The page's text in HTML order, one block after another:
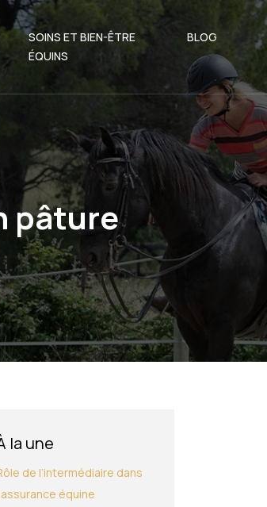
SOINS ET BIEN-ÊTRE
ÉQUINS
BLOG
pâture
la une
de l’intermédiaire dans
équine